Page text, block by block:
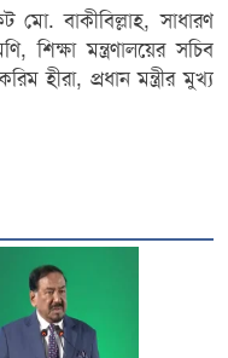
বাকীবিল্লাহ, সাধারণ
মন্ত্রণালয়ের সচিব
প্রধান মন্ত্রীর মুখ্য